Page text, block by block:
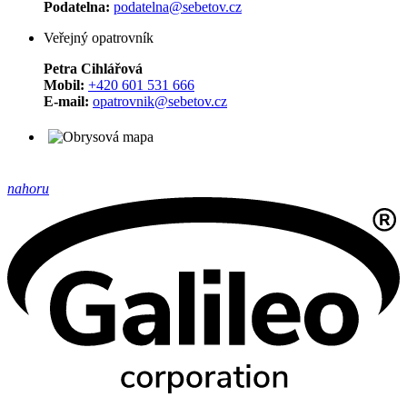
Podatelna: podatelna@sebetov.cz
Veřejný opatrovník
Petra Cihlářová
Mobil: +420 601 531 666
E-mail: opatrovnik@sebetov.cz
nahoru